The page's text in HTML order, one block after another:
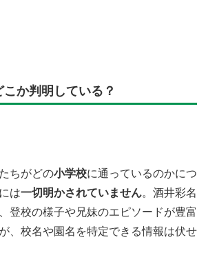
か判明している？
ちがどの小学校に通っているのかにつ
は一切明かされていません。酒井彩名
登校の様子や兄妹のエピソードが豊富
、校名や園名を特定できる情報は伏せ